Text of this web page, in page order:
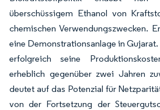
überschüssigem Ethanol von
chemischen Verwendungszwecken.
eine Demonstrationsanlage in
erfolgreich seine
erheblich gegenüber zwei Jahren
deutet auf das Potenzial für
von der Fortsetzung der